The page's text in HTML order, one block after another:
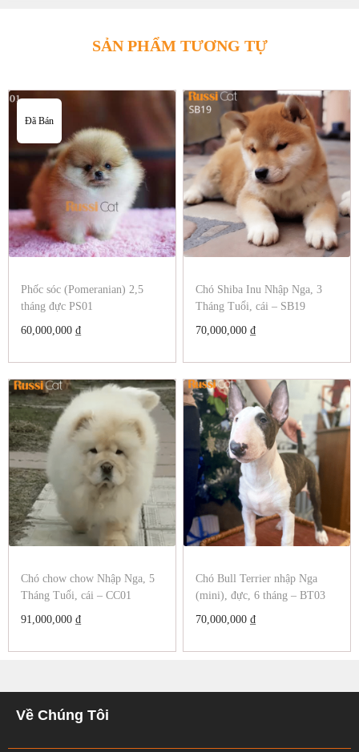
SẢN PHẨM TƯƠNG TỰ
Đã Bán
Phốc sóc (Pomeranian) 2,5
tháng đực PS01
60,000,000 ₫
Chó Shiba Inu Nhập Nga, 3
Tháng Tuổi, cái – SB19
70,000,000 ₫
Chó chow chow Nhập Nga, 5
Tháng Tuổi, cái – CC01
91,000,000 ₫
Chó Bull Terrier nhập Nga
(mini), đực, 6 tháng – BT03
70,000,000 ₫
Về Chúng Tôi